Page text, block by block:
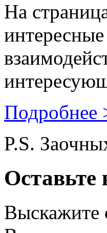
На
Подробнее
P.S.
Выскажите